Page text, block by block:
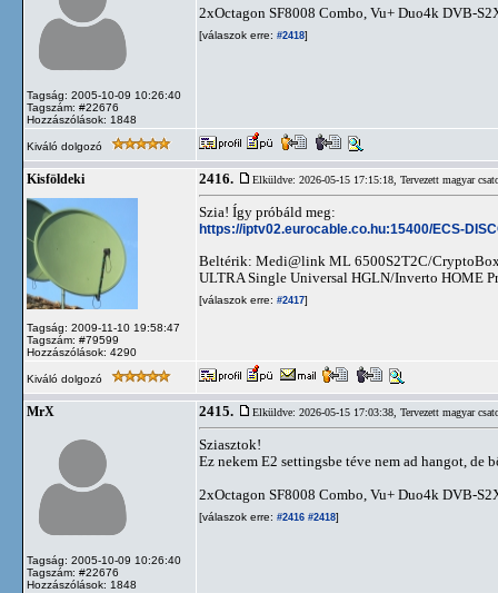
Tagság: 2005-10-09 10:26:40
Tagszám: #22676
Hozzászólások: 1848
2xOctagon SF8008 Combo, Vu+ Duo4k DVB-
[válaszok erre: #2418]
Kiváló dolgozó
Kisföldeki
Tagság: 2009-11-10 19:58:47
Tagszám: #79599
Hozzászólások: 4290
2416. Elküldve: 2026-05-15 17:15:18, Tervezett magyar
Szia! Így próbáld meg:
https://iptv02.eurocable.co.hu:15400/ECS-
Beltérik: Medi@link ML 6500S2T2C/
ULTRA Single Universal HGLN/Inverto HOME
[válaszok erre: #2417]
Kiváló dolgozó
MrX
Tagság: 2005-10-09 10:26:40
Tagszám: #22676
Hozzászólások: 1848
2415. Elküldve: 2026-05-15 17:03:38, Tervezett magyar
Sziasztok!
Ez nekem E2 settingsbe téve nem ad hangot, de
2xOctagon SF8008 Combo, Vu+ Duo4k DVB-
[válaszok erre: #2416 #2418]